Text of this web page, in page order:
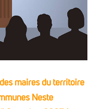
maires du territoire
Neste